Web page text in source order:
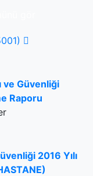
ve Güvenliği
Raporu
2016 Yılı